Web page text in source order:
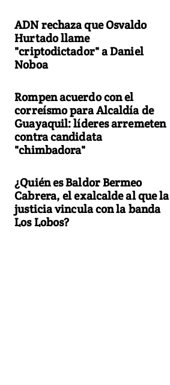
ADN rechaza que Osvaldo
Hurtado llame
"criptodictador" a Daniel
Noboa
Rompen acuerdo con el
correísmo para Alcaldía de
Guayaquil: líderes arremeten
contra candidata
"chimbadora"
¿Quién es Baldor Bermeo
Cabrera, el exalcalde al que la
justicia vincula con la banda
Los Lobos?